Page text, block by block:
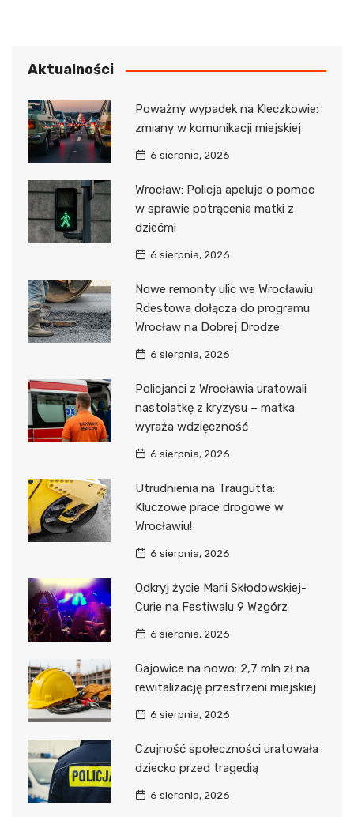
Aktualności
Poważny wypadek na Kleczkowie:
zmiany w komunikacji miejskiej
6 sierpnia, 2026
Wrocław: Policja apeluje o pomoc
w sprawie potrącenia matki z
dziećmi
6 sierpnia, 2026
Nowe remonty ulic we Wrocławiu:
Rdestowa dołącza do programu
Wrocław na Dobrej Drodze
6 sierpnia, 2026
Policjanci z Wrocławia uratowali
nastolatkę z kryzysu – matka
wyraża wdzięczność
6 sierpnia, 2026
Utrudnienia na Traugutta:
Kluczowe prace drogowe w
Wrocławiu!
6 sierpnia, 2026
Odkryj życie Marii Skłodowskiej-
Curie na Festiwalu 9 Wzgórz
6 sierpnia, 2026
Gajowice na nowo: 2,7 mln zł na
rewitalizację przestrzeni miejskiej
6 sierpnia, 2026
Czujność społeczności uratowała
dziecko przed tragedią
6 sierpnia, 2026